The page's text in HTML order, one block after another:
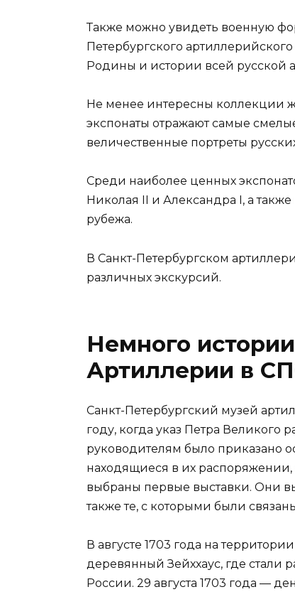
Также можно увидеть военную
Петербургского
Родины и истории всей русской
Не менее интересны коллекции
экспонаты отражают самые
величественные портреты
Среди наиболее ценных
Николая II и Александра I, а
рубежа.
В Санкт-Петербургском
различных экскурсий.
Немного
Артиллерии в
Санкт-Петербургский музей
году, когда указ Петра Великого
руководителям было приказано
находящиеся в их
выбраны первые выставки. Они
также те, с которыми были
В августе 1703 года на
деревянный Зейххаус, где стали
России. 29 августа 1703 года —